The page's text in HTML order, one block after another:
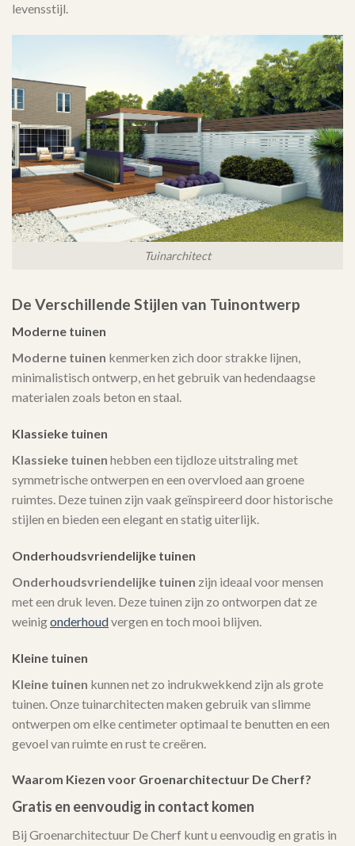
levensstijl.
Tuinarchitect
De Verschillende Stijlen van Tuinontwerp
Moderne tuinen
Moderne tuinen kenmerken zich door strakke lijnen,
minimalistisch ontwerp, en het gebruik van hedendaagse
materialen zoals beton en staal.
Klassieke tuinen
Klassieke tuinen hebben een tijdloze uitstraling met
symmetrische ontwerpen en een overvloed aan groene
ruimtes. Deze tuinen zijn vaak geïnspireerd door historische
stijlen en bieden een elegant en statig uiterlijk.
Onderhoudsvriendelijke tuinen
Onderhoudsvriendelijke tuinen zijn ideaal voor mensen
met een druk leven. Deze tuinen zijn zo ontworpen dat ze
weinigonderhoudvergen en toch mooi blijven.
Kleine tuinen
Kleine tuinen kunnen net zo indrukwekkend zijn als grote
tuinen. Onze tuinarchitecten maken gebruik van slimme
ontwerpen om elke centimeter optimaal te benutten en een
gevoel van ruimte en rust te creëren.
Waarom Kiezen voor Groenarchitectuur De Cherf?
Gratis en eenvoudig in contact komen
Bij Groenarchitectuur De Cherf kunt u eenvoudig en gratis in